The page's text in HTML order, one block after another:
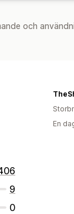
och
9
0
En